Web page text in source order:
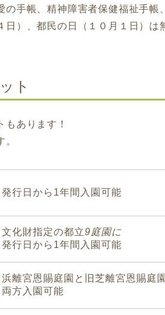
手帳、精神障害者保健福祉手帳
）、都民の日（１０月１日）は
ト
もあります！
発行日から1年間入園可能
文化財指定の都立9庭園に
発行日から1年間入園可能
浜離宮恩賜庭園と旧芝離宮恩賜庭
両方入園可能